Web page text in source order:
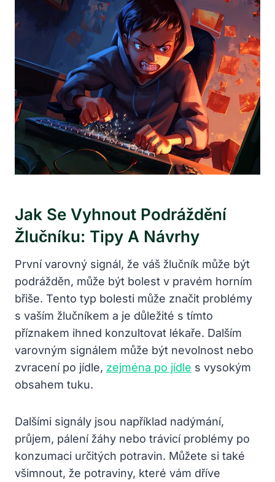
Jak Se Vyhnout Podráždění
Žlučníku: Tipy A Návrhy
První varovný signál, že váš žlučník může být
podrážděn, může být bolest v pravém horním
břiše. Tento typ bolesti může značit problémy
s vaším žlučníkem a je důležité s tímto
příznakem ihned konzultovat lékaře. Dalším
varovným signálem může být nevolnost nebo
zvracení po jídle, zejména po jídle s vysokým
obsahem tuku.
Dalšími signály jsou například nadýmání,
průjem, pálení žáhy nebo trávicí problémy po
konzumaci určitých potravin. Můžete si také
všimnout, že potraviny, které vám dříve